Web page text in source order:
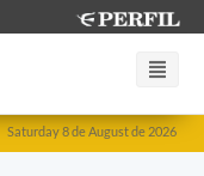
Saturday 8 de August de 2026